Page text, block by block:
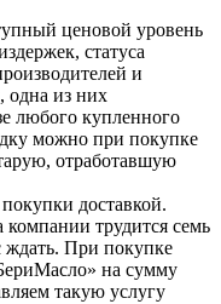
ценовой уровень
статуса
и
одна из них
любого купленного
можно при покупке
отработавшую
доставкой.
компании трудится семь
ждать. При покупке
на сумму
такую услугу